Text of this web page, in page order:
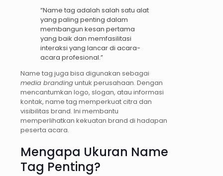
“Name tag adalah salah satu alat
yang paling penting dalam
membangun kesan pertama
yang baik dan memfasilitasi
interaksi yang lancar di acara-
acara profesional.”
Name tag juga bisa digunakan sebagai
media brandinguntuk perusahaan. Dengan
mencantumkan logo, slogan, atau informasi
kontak, name tag memperkuat citra dan
visibilitas brand. Ini membantu
memperlihatkan kekuatan brand di hadapan
peserta acara.
Mengapa Ukuran Name
Tag Penting?